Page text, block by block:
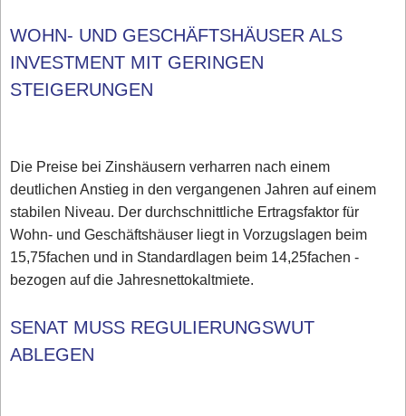
WOHN- UND GESCHÄFTSHÄUSER ALS
INVESTMENT MIT GERINGEN
STEIGERUNGEN
Die Preise bei Zinshäusern verharren nach einem
deutlichen Anstieg in den vergangenen Jahren auf einem
stabilen Niveau. Der durchschnittliche Ertragsfaktor für
Wohn- und Geschäftshäuser liegt in Vorzugslagen beim
15,75fachen und in Standardlagen beim 14,25fachen -
bezogen auf die Jahresnettokaltmiete.
SENAT MUSS REGULIERUNGSWUT
ABLEGEN